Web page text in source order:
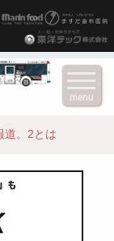
道。2とは
menu